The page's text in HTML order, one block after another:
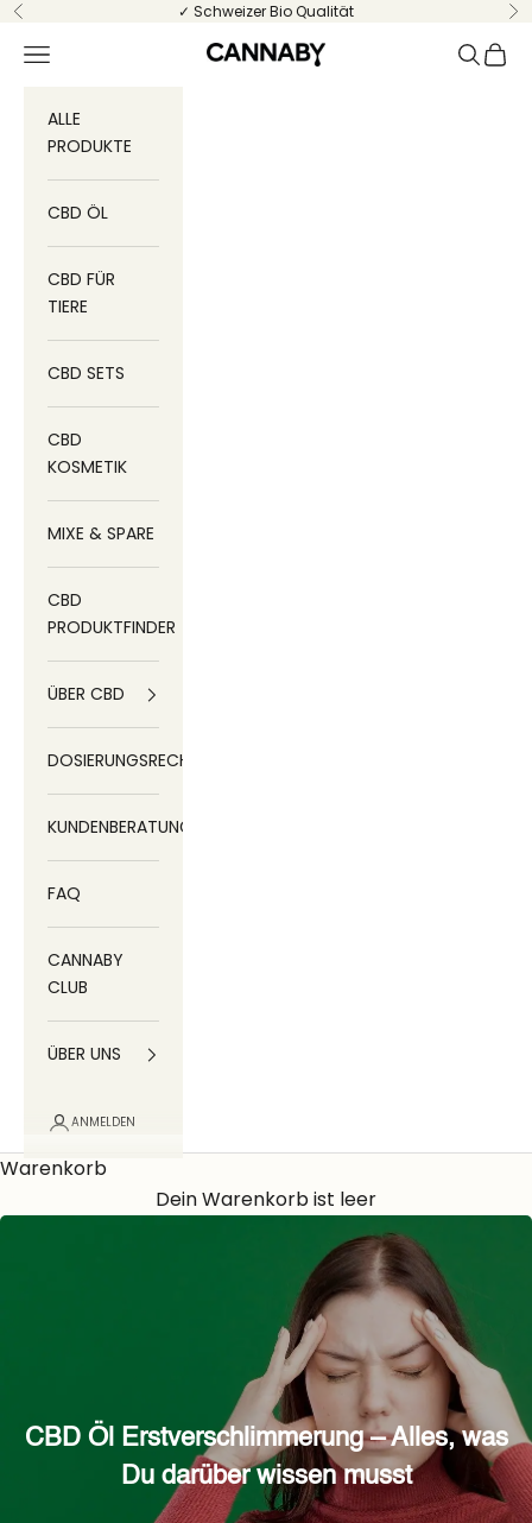
Zum Inhalt springen
Zurück ✓ Schweizer Bio Qualität
CANNABY
Menü Suchen
ALLE
PRODUKTE
CBD ÖL
CBD FÜR
TIERE
CBD SETS
CBD
KOSMETIK
MIXE & SPARE
CBD
PRODUKTFINDER
ÜBER CBD
DOSIERUNGSRECHNER
KUNDENBERATUNG
FAQ
CANNABY
CLUB
ÜBER UNS
ANMELDEN
Warenkorb
Dein Warenkorb ist leer
CBD Öl Erstverschlimmerung – Alles, was
Du darüber wissen musst